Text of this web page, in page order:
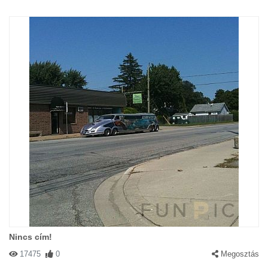
Nincs cím!
17475 0 Megosztás